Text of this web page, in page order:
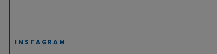
INSTAGRAM